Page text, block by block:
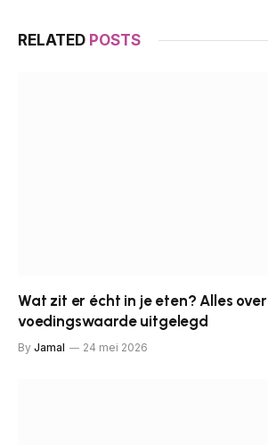
RELATED POSTS
Wat zit er écht in je eten? Alles over
voedingswaarde uitgelegd
By Jamal 24 mei 2026